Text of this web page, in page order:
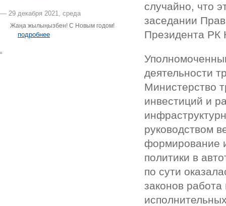
случайно, что
заседании
Президента РК
деятельности
Министерство
инвестиций и
руководством
формирование
политики в
по сути
законов
— 29 декабря 2021, среда
Жаңа жылыңызбен! С Новым годом!
подробнее